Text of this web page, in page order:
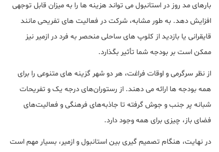
بارهای مد روز در استانبول می تواند هزینه ها را به میزان قابل توجهی
افزایش دهد. به طور مشابه، شرکت در فعالیت های تفریحی مانند
قایقرانی یا بازدید از کلوپ های ساحلی منحصر به فرد در ازمیر نیز
ممکن است بر بودجه شما تأثیر بگذارد.
از نظر سرگرمی و اوقات فراغت، هر دو شهر گزینه های متنوعی را برای
همه بودجه ها ارائه می دهند. از رستوران‌های درجه یک و تفریحات
شبانه پر جنب و جوش گرفته تا جاذبه‌های فرهنگی و فعالیت‌های
فضای باز، چیزی برای همه وجود دارد.
در نهایت، هنگام تصمیم گیری بین استانبول و ازمیر، بسیار مهم است